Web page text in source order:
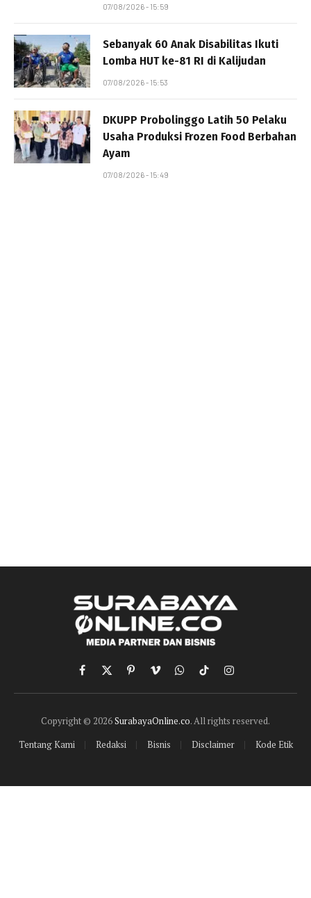
07/08/2026 - 15:59
Sebanyak 60 Anak Disabilitas Ikuti
Lomba HUT ke-81 RI di Kalijudan
07/08/2026 - 15:53
DKUPP Probolinggo Latih 50 Pelaku
Usaha Produksi Frozen Food Berbahan
Ayam
07/08/2026 - 15:49
Facebook
X
(Twitter)
PinterestVimeoWhatsApp
TikTokInstagram
Copyright © 2026SurabayaOnline.co. All rights reserved.
Tentang Kami
Redaksi Bisnis Disclaimer Kode Etik